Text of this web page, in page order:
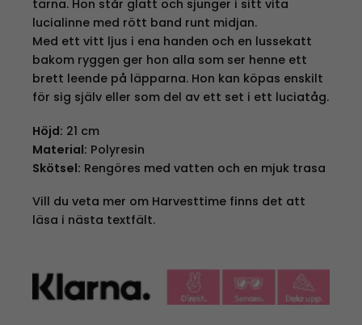
tärna. Hon står glatt och sjunger i sitt vita
lucialinne med rött band runt midjan.
Med ett vitt ljus i ena handen och en lussekatt
bakom ryggen ger hon alla som ser henne ett
brett leende på läpparna. Hon kan köpas enskilt
för sig själv eller som del av ett set i ett luciatåg.
Höjd: 21 cm
Material: Polyresin
Skötsel: Rengöres med vatten och en mjuk trasa
Vill du veta mer om Harvesttime finns det att
läsa i nästa textfält.